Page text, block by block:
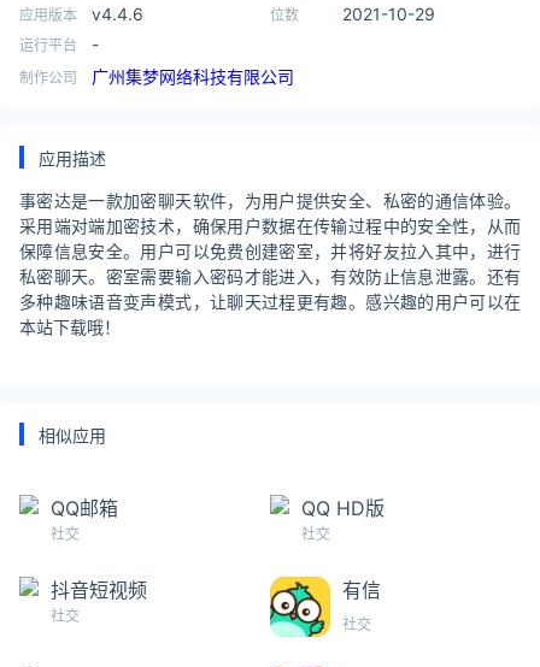
应用版本 v4.4.6 位数 2021-10-29
运行平台 -
制作公司 广州集梦网络科技有限公司
应用描述
事密达是一款加密聊天软件，为用户提供安全、私密的通信体验。
采用端对端加密技术，确保用户数据在传输过程中的安全性，从而
保障信息安全。用户可以免费创建密室，并将好友拉入其中，进行
私密聊天。密室需要输入密码才能进入，有效防止信息泄露。还有
多种趣味语音变声模式，让聊天过程更有趣。感兴趣的用户可以在
本站下载哦！
相似应用
QQ邮箱
社交
QQ HD版
社交
抖音短视频
社交
有信
社交